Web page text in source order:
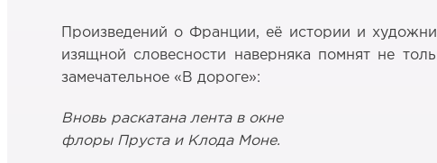
Произведений о Франции, её истории и
изящной словесности наверняка помнят не
замечательное «В дороге»:
Вновь раскатана лента в окне
флоры Пруста и Клода Моне.